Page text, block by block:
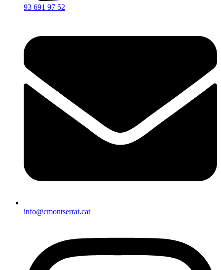
93 691 97 52
info@cmontserrat.cat